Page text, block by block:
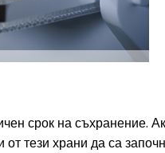
срок на съхранение.
тези храни да са